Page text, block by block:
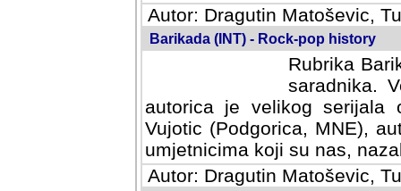
Autor: Dragutin Matoševic,
Barikada (INT) - Rock-pop history
Rubrika
saradnika.
autorica je velikog serijala
Vujotic (Podgorica, MNE),
umjetnicima koji su nas,
Autor: Dragutin Matoševic,